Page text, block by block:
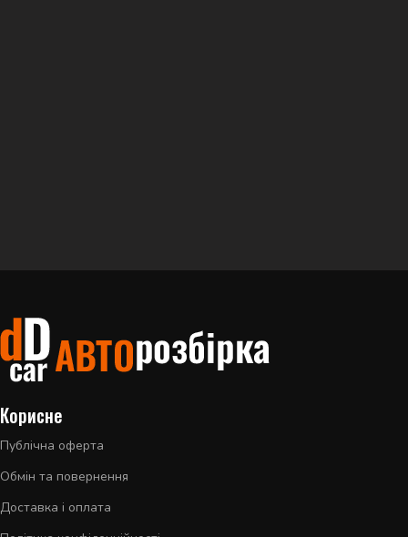
Корисне
Публічна оферта
Обмін та повернення
Доставка і оплата